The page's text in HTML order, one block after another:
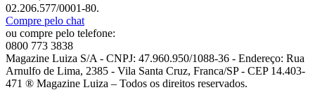
02.206.577/0001-80.
Compre pelo chat
ou compre pelo telefone:
0800 773 3838
Magazine Luiza S/A - CNPJ: 47.960.950/1088-36 - Endereço: Rua
Arnulfo de Lima, 2385 - Vila Santa Cruz, Franca/SP - CEP 14.403-
471 ® Magazine Luiza – Todos os direitos reservados.